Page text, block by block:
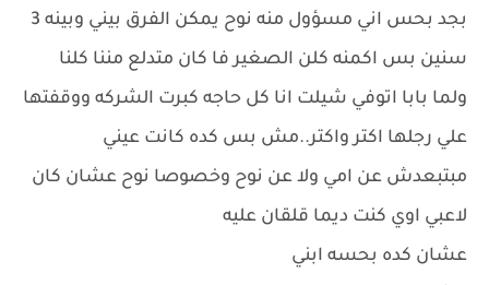
بجد بحس اني مسؤول منه نوح يمكن الفرق بيني وبينه 3
سنين بس اكمنه كلن الصغير فا كان متدلع مننا كلنا
ولما بابا اتوفي شيلت انا كل حاجه كبرت الشركه ووقفتها
علي رجلها اكتر واكتر..مش بس كده كانت عيني
مبتبعدش عن امي ولا عن نوح وخصوصا نوح عشان كان
لاعبي اوي كنت ديما قلقان عليه
عشان كده بحسه ابني